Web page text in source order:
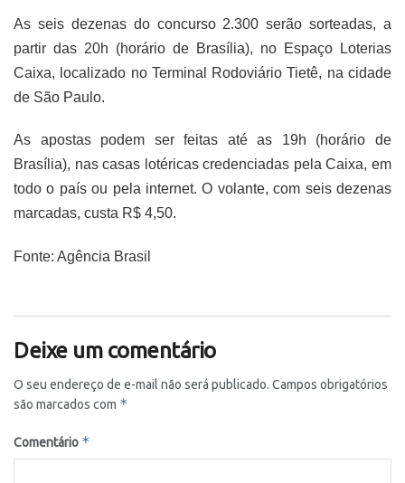
As seis dezenas do concurso 2.300 serão sorteadas, a
partir das 20h (horário de Brasília), no Espaço Loterias
Caixa, localizado no Terminal Rodoviário Tietê, na cidade
de São Paulo.
As apostas podem ser feitas até as 19h (horário de
Brasília), nas casas lotéricas credenciadas pela Caixa, em
todo o país ou pela internet. O volante, com seis dezenas
marcadas, custa R$ 4,50.
Fonte: Agência Brasil
Deixe um comentário
O seu endereço de e-mail não será publicado. Campos obrigatórios
são marcados com *
Comentário *